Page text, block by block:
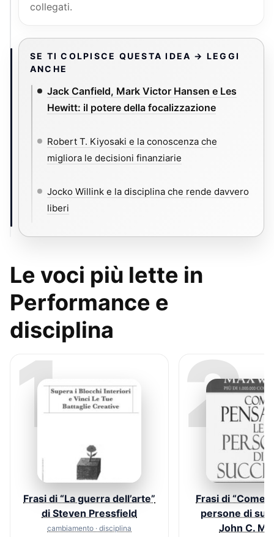
collegati.
SE TI COLPISCE QUESTA IDEA → LEGGI
ANCHE
Jack Canfield, Mark Victor Hansen e Les
Hewitt: il potere della focalizzazione
Robert T. Kiyosaki e la conoscenza che
migliora le decisioni finanziarie
Jocko Willink e la disciplina che rende davvero
liberi
Le voci più lette in
Performance e
disciplina
1
Frasi di “La guerra dell’arte”
di Steven Pressfield
cambiamento · disciplina
2
Frasi di “Come
persone di
John C.